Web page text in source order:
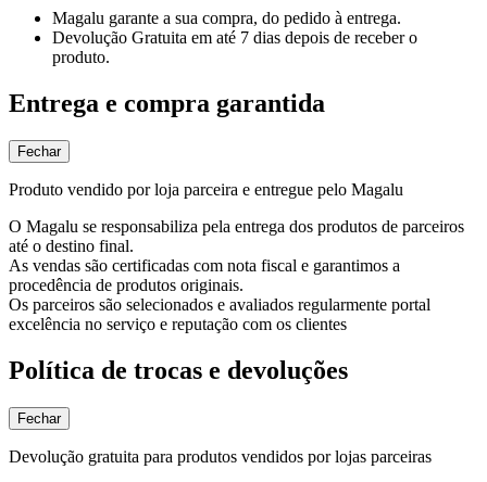
Magalu garante a sua compra, do pedido à entrega.
Devolução Gratuita em até 7 dias depois de receber o
produto.
Entrega e compra garantida
Fechar
Produto vendido por loja parceira e entregue pelo Magalu
O Magalu se responsabiliza pela entrega dos produtos de parceiros
até o destino final.
As vendas são certificadas com nota fiscal e garantimos a
procedência de produtos originais.
Os parceiros são selecionados e avaliados regularmente portal
excelência no serviço e reputação com os clientes
Política de trocas e devoluções
Fechar
Devolução gratuita para produtos vendidos por lojas parceiras